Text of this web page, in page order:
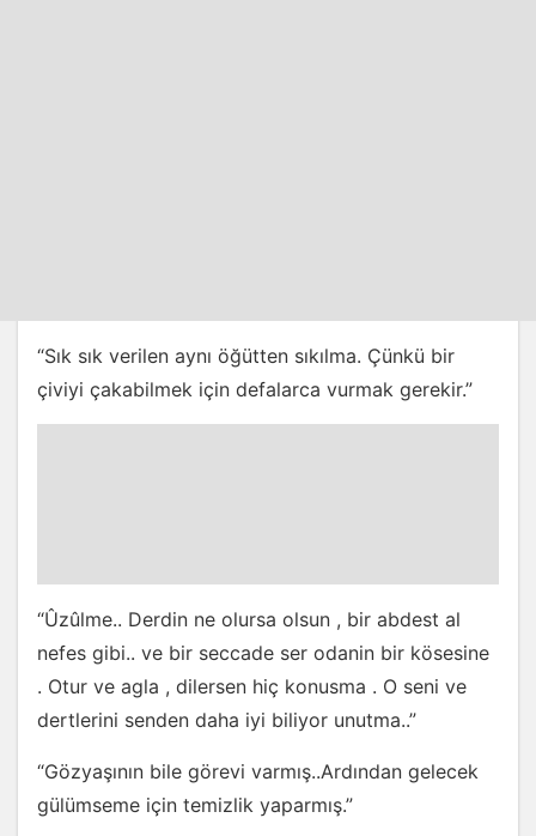
“Sık sık verilen aynı öğütten sıkılma. Çünkü bir
çiviyi çakabilmek için defalarca vurmak gerekir.”
“Ûzûlme.. Derdin ne olursa olsun , bir abdest al
nefes gibi.. ve bir seccade ser odanin bir kösesine
. Otur ve agla , dilersen hiç konusma . O seni ve
dertlerini senden daha iyi biliyor unutma..”
“Gözyaşının bile görevi varmış..Ardından gelecek
gülümseme için temizlik yaparmış.”